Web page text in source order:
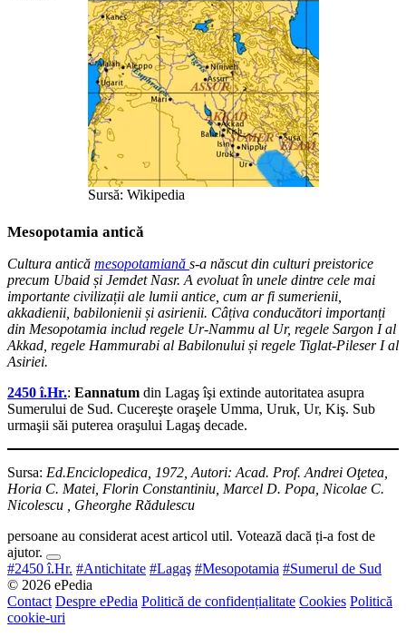
Sursă: Wikipedia
Mesopotamia antică
Cultura antică mesopotamiană s-a născut din culturi preistorice
precum Ubaid și Jemdet Nasr. A evoluat în unele dintre cele mai
importante civilizații ale lumii antice, cum ar fi sumerienii,
akkadienii, babilonienii și asirienii. Câțiva conducători importanți
din Mesopotamia includ regele Ur-Nammu al Ur, regele Sargon I al
Akkad, regele Hammurabi al Babilonului și regele Tiglat-Pileser I al
Asiriei.
2450 î.Hr.: Eannatum din Lagaş îşi extinde autoritatea asupra
Sumerului de Sud. Cucereşte oraşele Umma, Uruk, Ur, Kiş. Sub
urmaşii săi puterea oraşului Lagaş decade.
Sursa: Ed.Enciclopedica, 1972, Autori: Acad. Prof. Andrei Oţetea,
Horia C. Matei, Florin Constantiniu, Marcel D. Popa, Nicolae C.
Nicolescu , Gheorghe Rădulescu
persoane au considerat acest articol util. Votează dacă ți-a fost de
ajutor.
#2450 î.Hr. #Antichitate #Lagaş #Mesopotamia #Sumerul de Sud
© 2026 ePedia
Contact Despre ePedia Politică de confidențialitate Cookies Politică
cookie-uri